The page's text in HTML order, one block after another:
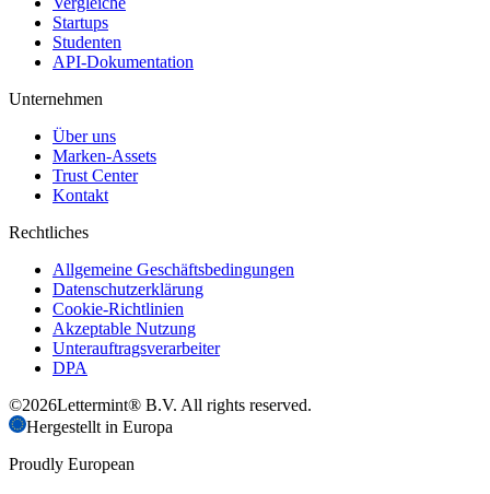
Startups
Studenten
API-Dokumentation
Unternehmen
Über uns
Marken-Assets
Trust Center
Kontakt
Rechtliches
Allgemeine Geschäftsbedingungen
Datenschutzerklärung
Cookie-Richtlinien
Akzeptable Nutzung
Unterauftragsverarbeiter
DPA
©2026Lettermint® B.V. All rights reserved.
Hergestellt in Europa
Proudly European